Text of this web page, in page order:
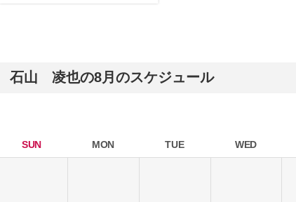
石山 凌也の8月のスケジュール
SUN MON TUE WED